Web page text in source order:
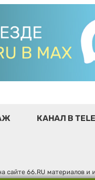
КАНАЛ В
66.RU материалов